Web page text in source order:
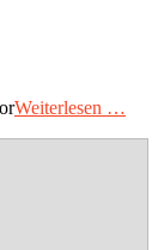
Weiterlesen …